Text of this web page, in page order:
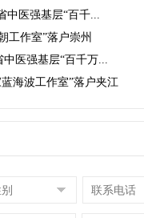
中医强基层“百千...
工作室”落户崇州
中医强基层“百千万...
海波工作室”落户夹江